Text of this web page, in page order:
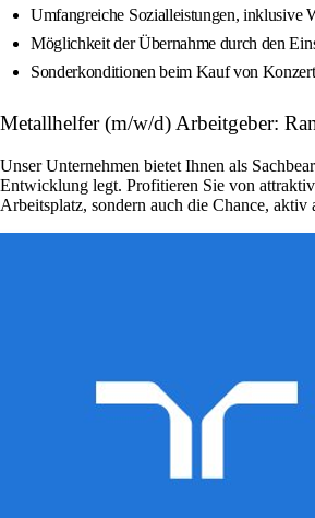
Umfangreiche Sozialleistungen, inklusive
Möglichkeit der Übernahme durch den
Sonderkonditionen beim Kauf von
Metallhelfer (m/w/d) Arbeitgeber:
Unser Unternehmen bietet Ihnen als
Entwicklung legt. Profitieren Sie von
Arbeitsplatz, sondern auch die Chance,